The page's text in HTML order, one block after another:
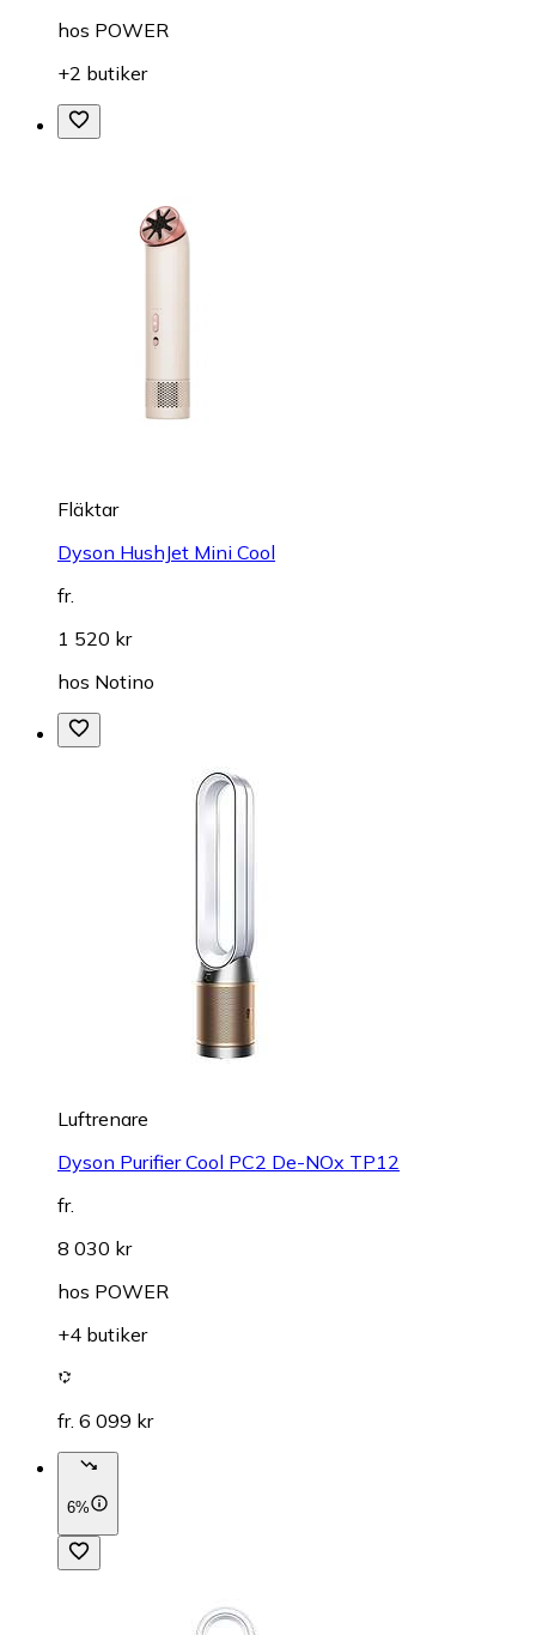
hos POWER
+2 butiker
Fläktar
Dyson HushJet Mini Cool
fr.
1 520 kr
hos Notino
Luftrenare
Dyson Purifier Cool PC2 De-NOx TP12
fr.
8 030 kr
hos POWER
+4 butiker
fr. 6 099 kr
6%